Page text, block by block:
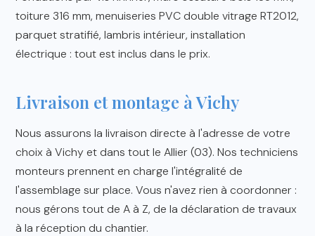
toiture 316 mm, menuiseries PVC double vitrage RT2012,
parquet stratifié, lambris intérieur, installation
électrique : tout est inclus dans le prix.
Livraison et montage à Vichy
Nous assurons la livraison directe à l'adresse de votre
choix à Vichy et dans tout le Allier (03). Nos techniciens
monteurs prennent en charge l'intégralité de
l'assemblage sur place. Vous n'avez rien à coordonner :
nous gérons tout de A à Z, de la déclaration de travaux
à la réception du chantier.